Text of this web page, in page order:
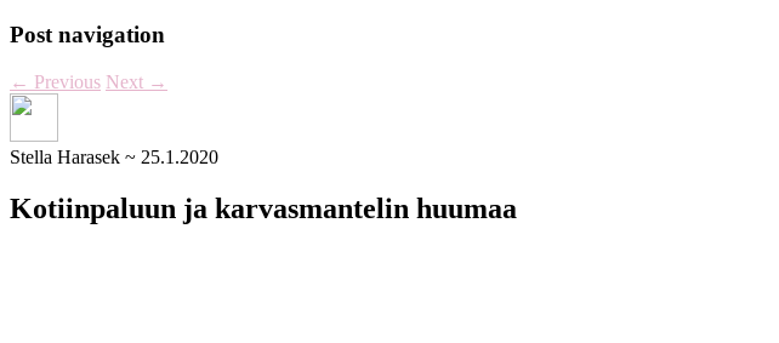
Post navigation
← Previous Next →
Stella Harasek ~ 25.1.2020
Kotiinpaluun ja karvasmantelin huumaa